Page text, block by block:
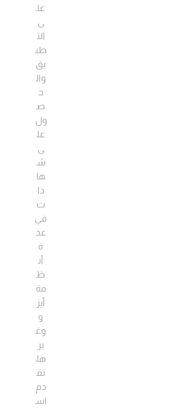
عل
ى
الت
طب
يق
وال
ح
ص
ول
عل
ى
ش
ها
دا
ت
في
عد
ة
أن
ظ
مة
أيز
و
وغ
ير
ها،
نق
دم
اس